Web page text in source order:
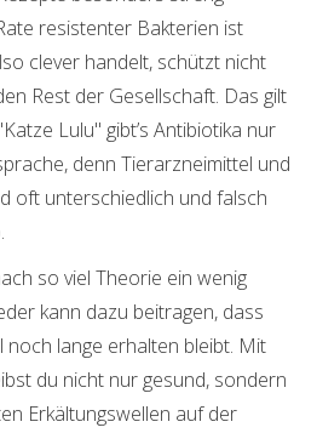
resistenter Bakterien ist
clever handelt, schützt nicht
Rest der Gesellschaft. Das gilt
Lulu" gibt’s Antibiotika nur
denn Tierarzneimittel und
oft unterschiedlich und falsch
so viel Theorie ein wenig
kann dazu beitragen, dass
noch lange erhalten bleibt. Mit
du nicht nur gesund, sondern
Erkältungswellen auf der